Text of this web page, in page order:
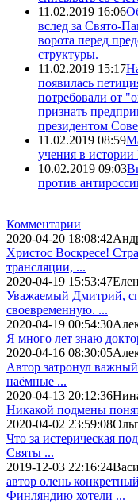
11.02.2019 16:06
вслед за Свято-
ворота перед
структуры.
11.02.2019 15:17
появилась
потребовали от
признать
президентом
11.02.2019 08:59
учения в
10.02.2019 09:03
против
Комментарии
2020-04-20 18:08:42
Христос Воскресе!
трансляции, ...
2020-04-19 15:53:47
Уважаемый Дмитрий,
своевременную. ...
2020-04-19 00:54:30
Я много лет знаю
2020-04-16 08:30:05
Автор затронул
наёмные ...
2020-04-13 20:12:36
Никакой подмены
2020-04-02 23:59:08
Что за истерическая
Святы ...
2019-12-03 22:16:24
автор олень
Финляндию хотели ...